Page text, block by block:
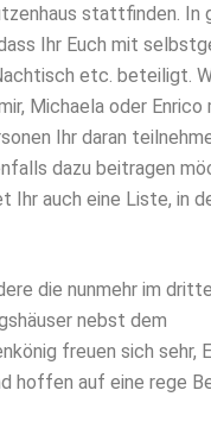
stattfinden. In
Ihr Euch mit
etc. beteiligt.
Michaela oder
Ihr daran
dazu beitragen
Ihr auch eine Liste, in
die nunmehr im
nebst dem
freuen sich sehr,
hoffen auf eine rege